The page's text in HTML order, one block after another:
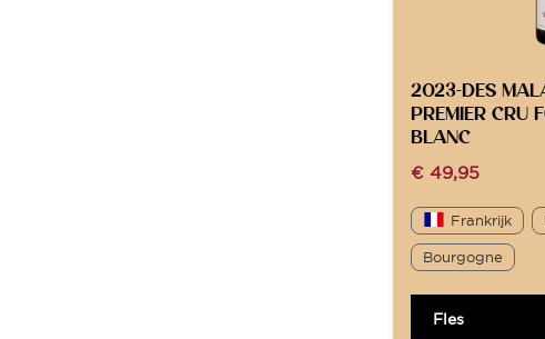
2023-DES
PREMIER CRU
BLANC
€49,95
Frankrijk
Bourgogne
Fles